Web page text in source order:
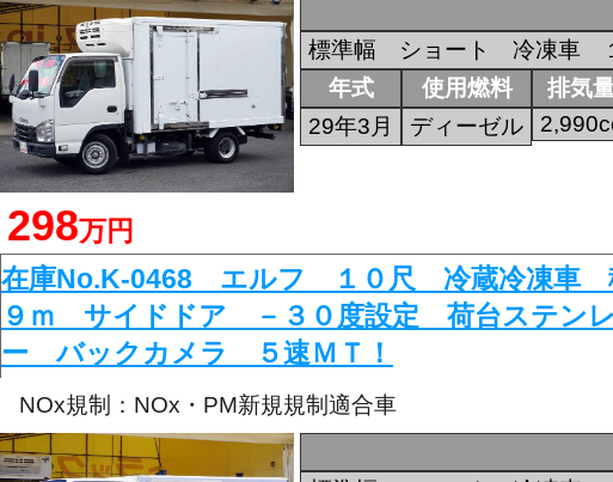
298万円
標準幅 ショート 冷凍車
年式
29年3月
使用燃料
ディーゼル
排気
在庫No.K-0468 エルフ １０尺 冷蔵冷凍車
９ｍ サイドドア －３０度設定 荷台ステン
ー バックカメラ ５速ＭＴ！
NOx規制：NOx・PM新規規制適合車